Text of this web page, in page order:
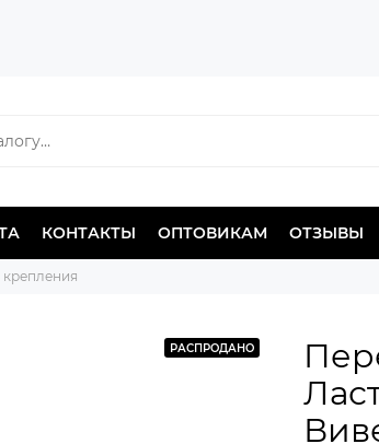
КОНТАКТЫ ОПТОВИКАМ ОТЗЫВЫ
РАСПРОДАНО